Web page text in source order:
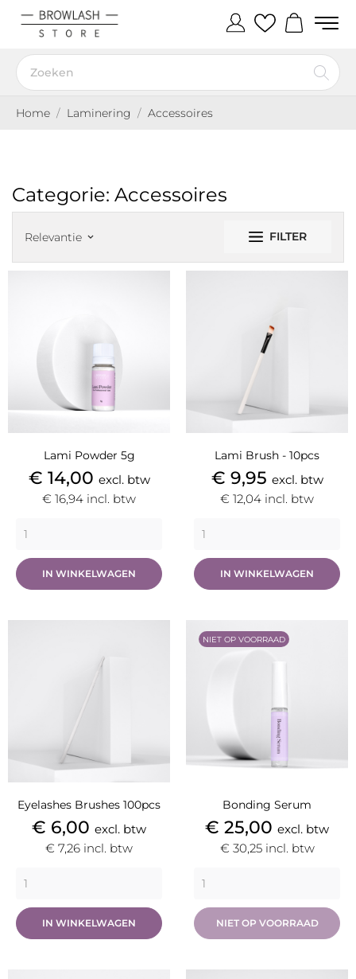
Home Laminering Accessoires
Categorie: Accessoires
Relevantie keyboard_arrow_down FILTER
Lami Powder 5g
Prijs
€ 14,00 excl. btw
€ 16,94 incl. btw
IN WINKELWAGEN
Lami Brush - 10pcs
Prijs
€ 9,95 excl. btw
€ 12,04 incl. btw
IN WINKELWAGEN
Eyelashes Brushes 100pcs
Prijs
€ 6,00 excl. btw
€ 7,26 incl. btw
IN WINKELWAGEN
Bonding Serum
Prijs
€ 25,00 excl. btw
€ 30,25 incl. btw
NIET OP VOORRAAD
NIET OP VOORRAAD